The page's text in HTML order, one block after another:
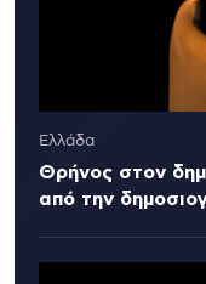
Ελλάδα
Θρήνος στον
από την